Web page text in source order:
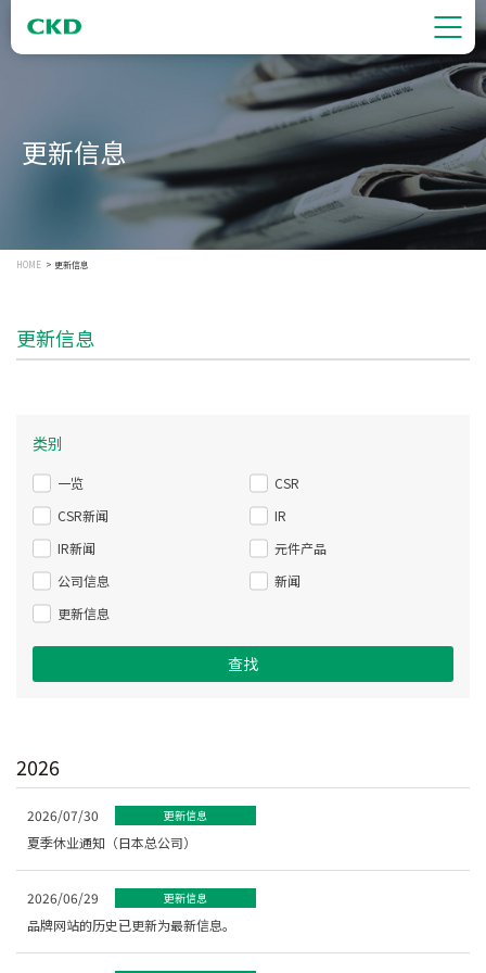
更新信息
HOME 更新信息
更新信息
类别
一览
CSR
CSR新闻
IR
IR新闻
元件产品
公司信息
新闻
更新信息
查找
2026
2026/07/30 更新信息
夏季休业通知（日本总公司）
2026/06/29 更新信息
品牌网站的历史已更新为最新信息。